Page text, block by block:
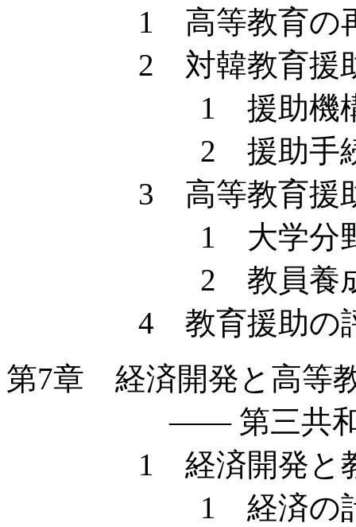
1 高等教育の
2 対韓教育援助
1 援助機
2 援助手
3 高等教育援助
1 大学分野へ
2 教員養成分
4 教育援助の
第7章 経済開発と高等
—— 第三共和国に
1 経済開発と教
1 経済の計